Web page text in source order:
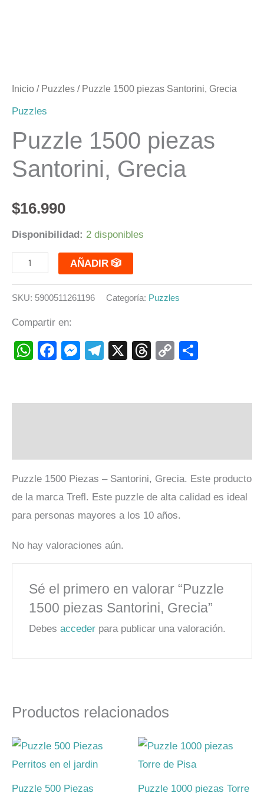
Inicio / Puzzles / Puzzle 1500 piezas Santorini, Grecia
Puzzles
Puzzle 1500 piezas
Santorini, Grecia
$16.990
Disponibilidad: 2 disponibles
AÑADIR 🎲
SKU: 5900511261196 Categoría: Puzzles
Compartir en:
WhatsApp
Facebook
Messenger
Telegram
X Threads
Copy
Puzzle 1500 Piezas – Santorini, Grecia. Este producto
de la marca Trefl. Este puzzle de alta calidad es ideal
para personas mayores a los 10 años.
No hay valoraciones aún.
Sé el primero en valorar “Puzzle
1500 piezas Santorini, Grecia”
Debesacceder para publicar una valoración.
Productos relacionados
Puzzle 500 Piezas Puzzle 1000 piezas Torre